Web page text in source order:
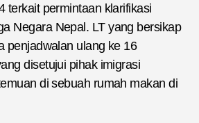
terkait permintaan klarifikasi
Negara Nepal. LT yang bersikap
penjadwalan ulang ke 16
disetujui pihak imigrasi
di sebuah rumah makan di